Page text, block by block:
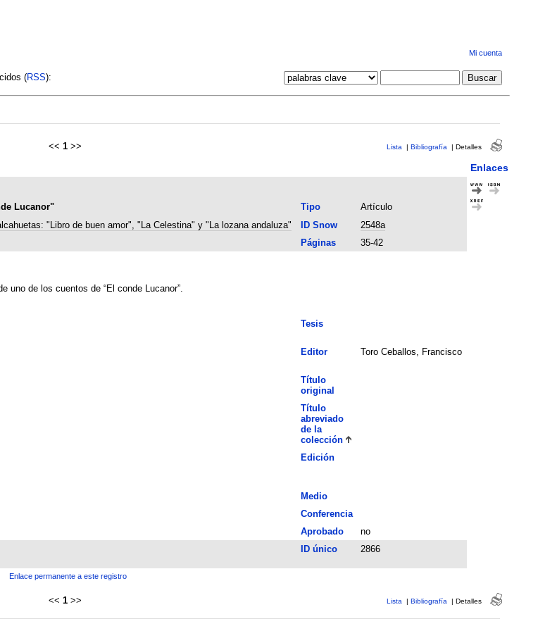
Mi cuenta
(RSS):
<< 1 >> Lista | Bibliografía | Detalles
Enlaces
Lucanor" Tipo
Artículo
"Libro de buen amor", "La Celestina" y "La lozana andaluza" ID Snow
2548a
Páginas
35-42
uno de los cuentos de “El conde Lucanor”.
Tesis
Editor Toro Ceballos, Francisco
Título
original
Título
abreviado
de la
colección
Edición
Medio
Conferencia
Aprobado
no
ID único 2866
Enlace permanente a este registro
<< 1 >> Lista | Bibliografía | Detalles